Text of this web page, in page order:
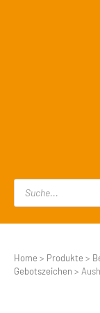
Home > Produkte >
Gebotszeichen >